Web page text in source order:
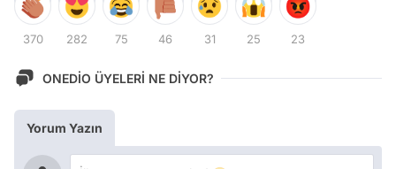
370 282 75 46 31 25 23
ONEDİO ÜYELERİ NE DİYOR?
Yorum Yazın